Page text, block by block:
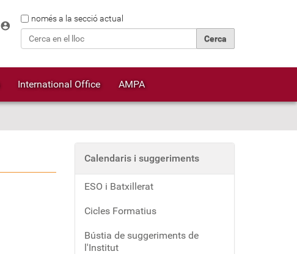
Cercanomés a la secció actual
account_circle
International Office AMPA
Calendaris i suggeriments
ESO i Batxillerat
Cicles Formatius
Bústia de suggeriments de
l'Institut